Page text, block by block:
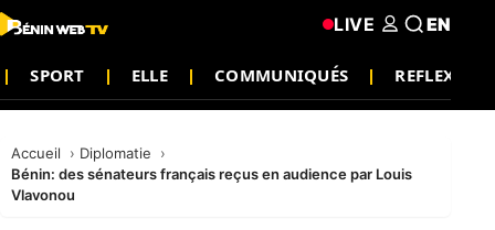
SPORT ELLE COMMUNIQUÉS REFLEXION
LIVE EN
Accueil
Diplomatie
Bénin: des sénateurs français reçus en audience par Louis
Vlavonou